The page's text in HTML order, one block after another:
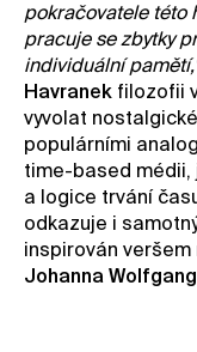
pokračovatele této
pracuje se zbytky
individuální
Havranek filozofii
vyvolat
populárními
time-based médii,
a logice trvání
odkazuje i
inspirován
Johanna